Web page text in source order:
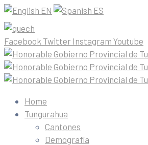
EN ES
Facebook Twitter Instagram Youtube
Home
Tungurahua
Cantones
Demografía